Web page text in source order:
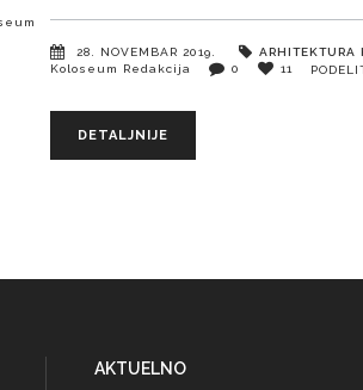
28. NOVEMBAR 2019. ARHITEKTURA
Koloseum Redakcija
0 11
DETALJNIJE
AKTUELNO